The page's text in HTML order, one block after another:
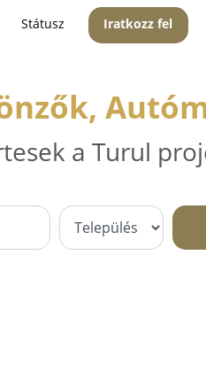
Státusz Iratkozz fel
a Turul